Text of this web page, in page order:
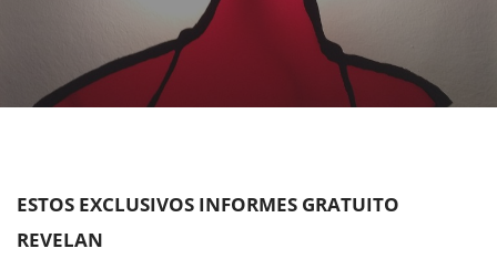
ESTOS EXCLUSIVOS INFORMES GRATUITO
REVELAN